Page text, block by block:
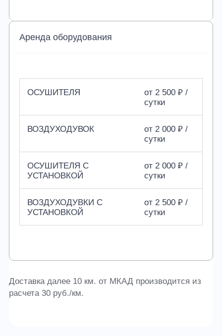
Аренда оборудования
ОСУШИТЕЛЯ
от 2 500 ₽ /
сутки
ВОЗДУХОДУВОК
от 2 000 ₽ /
сутки
ОСУШИТЕЛЯ С
УСТАНОВКОЙ
от 2 000 ₽ /
сутки
ВОЗДУХОДУВКИ С
УСТАНОВКОЙ
от 2 500 ₽ /
сутки
Доставка далее 10 км. от МКАД производится из
расчета 30 руб./км.